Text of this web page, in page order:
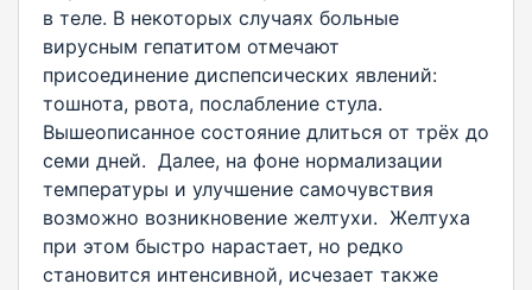
в теле. В некоторых случаях больные
вирусным гепатитом отмечают
присоединение диспепсических явлений:
тошнота, рвота, послабление стула.
Вышеописанное состояние длиться от трёх до
семи дней. Далее, на фоне нормализации
температуры и улучшение самочувствия
возможно возникновение желтухи. Желтуха
при этом быстро нарастает, но редко
становится интенсивной, исчезает также